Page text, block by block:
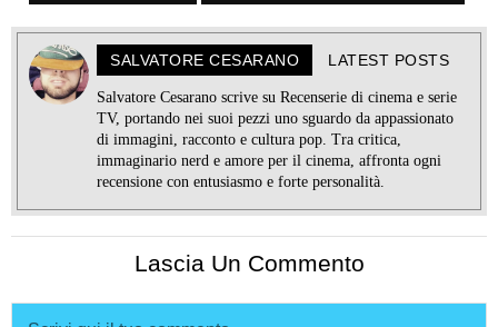
SALVATORE CESARANO LATEST POSTS
Salvatore Cesarano scrive su Recenserie di cinema e serie
TV, portando nei suoi pezzi uno sguardo da appassionato
di immagini, racconto e cultura pop. Tra critica,
immaginario nerd e amore per il cinema, affronta ogni
recensione con entusiasmo e forte personalità.
Lascia Un Commento